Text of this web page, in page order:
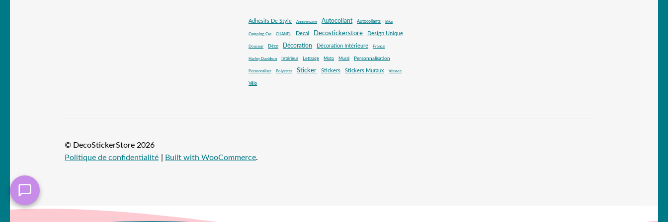
Adhésifs De Style Anniversaire Autocollant Autocollants Bike
Camping-Car CHANEL Decal Decostickerstore Design Unique
Douceur Déco Décoration Décoration Intérieure France
Harley Davidson Intérieur Lettrage Moto Mural Personnalisation
Personnaliser Polyester Sticker Stickers Stickers Muraux Versace
Vélo
© DecoStickerStore 2026
Politique de confidentialité
Built with WooCommerce.